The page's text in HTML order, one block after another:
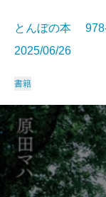
とんぼの本
2025/06/26
書籍